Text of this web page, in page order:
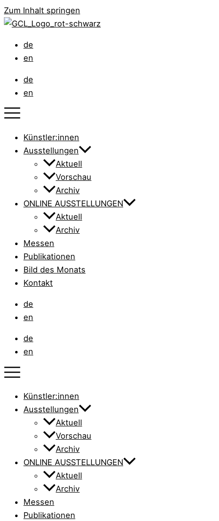
Zum Inhalt springen
de
en
de
en
Künstler:innen
Ausstellungen
Aktuell
Vorschau
Archiv
ONLINE AUSSTELLUNGEN
Aktuell
Archiv
Messen
Publikationen
Bild des Monats
Kontakt
de
en
de
en
Künstler:innen
Ausstellungen
Aktuell
Vorschau
Archiv
ONLINE AUSSTELLUNGEN
Aktuell
Archiv
Messen
Publikationen